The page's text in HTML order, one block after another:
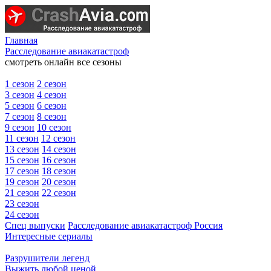
Главная
Расследование авиакатастроф
смотреть онлайн все сезоны
1 сезон 2 сезон
3 сезон 4 сезон
5 сезон 6 сезон
7 сезон 8 сезон
9 сезон 10 сезон
11 сезон 12 сезон
13 сезон 14 сезон
15 сезон 16 сезон
17 сезон 18 сезон
19 сезон 20 сезон
21 сезон 22 сезон
23 сезон
24 сезон
Спец выпуски Расследование авиакатастроф Россия
Интересные сериалы
Разрушители легенд
Выжить любой ценой